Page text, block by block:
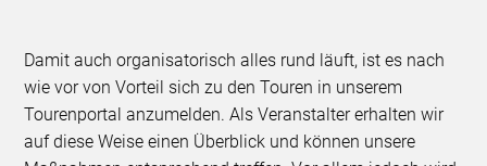
Damit auch organisatorisch alles rund läuft, ist es nach
wie vor von Vorteil sich zu den Touren in unserem
Tourenportal anzumelden. Als Veranstalter erhalten wir
auf diese Weise einen Überblick und können unsere